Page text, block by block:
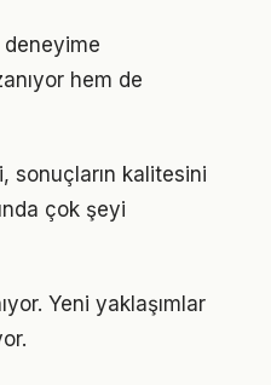
hem de
sonuçların kalitesini
çok şeyi
Yeni yaklaşımlar